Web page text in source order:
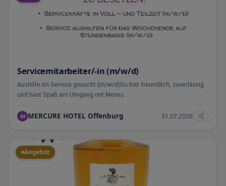
Servicemitarbeiter/-in (m/w/d)
Aushilfe im Service gesucht (m/w/d)Du bist freundlich, zuverlässig
und hast Spaß am Umgang mit Mensc…
M MERCURE HOTEL Offenburg 31.07.2026
Angebot